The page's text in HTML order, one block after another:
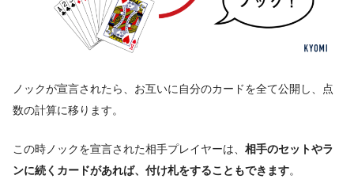
ノックが宣言されたら、お互いに自分のカードを全て公開し、点
数の計算に移ります。
この時ノックを宣言された相手プレイヤーは、 相手のセットやラ
ンに続くカードがあれば、付け札をすることもできます。